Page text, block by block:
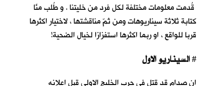
قُدمت معلومات مختلفة لكل فرد من خليتنا . و طُلب منَّا
كتابة ثلاثة سيناريوهات ومن ثمّ مناقشتها ، لاختيار اكثرها
قربا للواقع ، او ربما اكثرها استفزازا لخيال الضحية!
#
ان صدام قد قتل في حرب الخليج الاولى قبل اعلانه